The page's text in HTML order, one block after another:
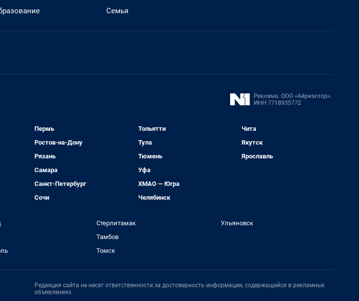
Семья
Пермь
Ростов-на-Дону
Рязань
Самара
Санкт-Петербург
Сочи
Тольятти
Тула
Тюмень
Уфа
ХМАО — Югра
Челябинск
Чита
Якутск
Ярославль
Стерлитамак
Тамбов
Томск
Ульяновск
Редакция сайта не несет ответственности за достоверность информации, содержащейся в рекламных
объявлениях.